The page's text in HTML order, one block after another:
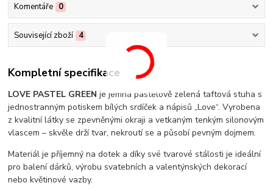
Komentáře 0
Související zboží 4
Kompletní specifikace
LOVE PASTEL GREEN je jemná pastelově zelená taftová stuha s
jednostranným potiskem bílých srdíček a nápisů „Love“. Vyrobena
z kvalitní látky se zpevněnými okraji a vetkaným tenkým silonovým
vlascem – skvěle drží tvar, nekroutí se a působí pevným dojmem.
Materiál je příjemný na dotek a díky své tvarové stálosti je ideální
pro balení dárků, výrobu svatebních a valentýnských dekorací
nebo květinové vazby.